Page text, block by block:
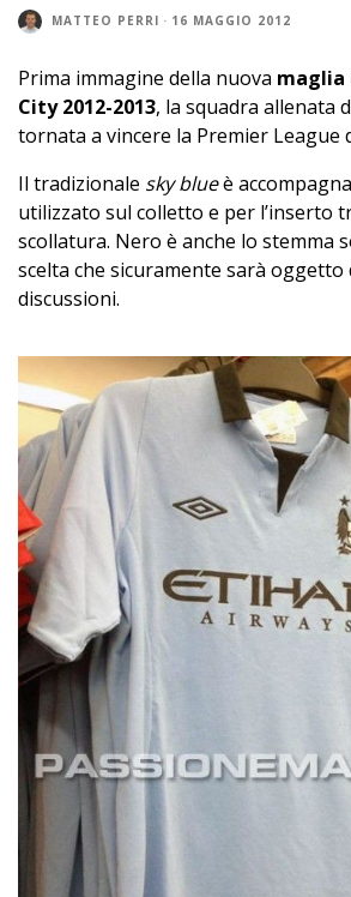
MATTEO PERRI · 16 MAGGIO 2012
Prima immagine della nuova maglia
City 2012-2013, la squadra allenata
tornata a vincere la Premier League
Il tradizionale sky blueè
utilizzato sul colletto e per l’inserto
scollatura. Nero è anche lo stemma
scelta che sicuramente sarà oggetto
discussioni.